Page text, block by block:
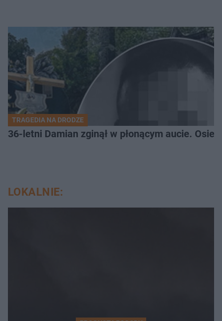
TRAGEDIA NA DRODZE
36-letni Damian zginął w płonącym aucie.
LOKALNIE: